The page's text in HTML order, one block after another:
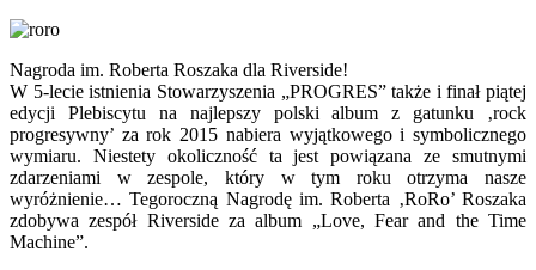
Nagroda im. Roberta Roszaka dla Riverside!
W 5-lecie istnienia Stowarzyszenia „PROGRES” także i finał piątej
edycji Plebiscytu na najlepszy polski album z gatunku ‚rock
progresywny’ za rok 2015 nabiera wyjątkowego i symbolicznego
wymiaru. Niestety okoliczność ta jest powiązana ze smutnymi
zdarzeniami w zespole, który w tym roku otrzyma nasze
wyróżnienie… Tegoroczną Nagrodę im. Roberta ‚RoRo’ Roszaka
zdobywa zespół Riverside za album „Love, Fear and the Time
Machine”.